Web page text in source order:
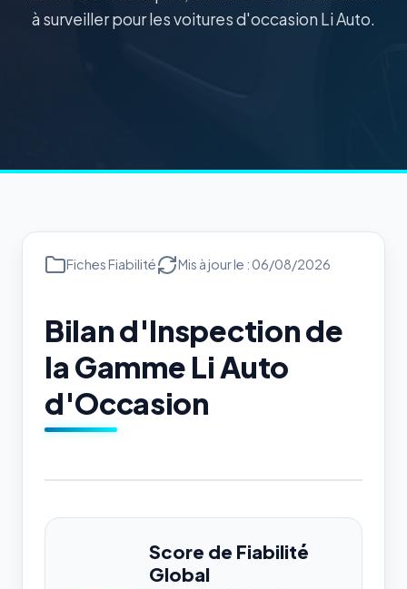
à surveiller pour les voitures d'occasion Li Auto.
Fiches Fiabilité Mis à jour le : 06/08/2026
Bilan d'Inspection de
la Gamme Li Auto
d'Occasion
Score de Fiabilité
Global